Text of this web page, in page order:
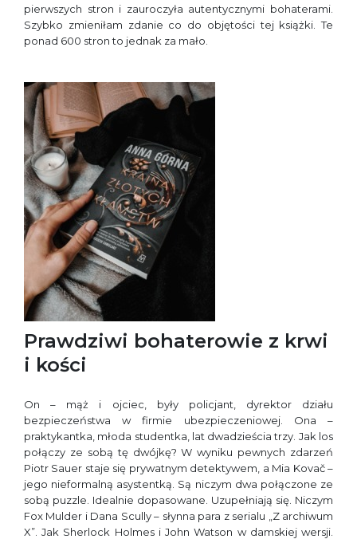
pierwszych stron i zauroczyła autentycznymi bohaterami.
Szybko zmieniłam zdanie co do objętości tej książki. Te
ponad 600 stron to jednak za mało.
Prawdziwi bohaterowie z krwi
i kości
On – mąż i ojciec, były policjant, dyrektor działu
bezpieczeństwa w firmie ubezpieczeniowej. Ona –
praktykantka, młoda studentka, lat dwadzieścia trzy. Jak los
połączy ze sobą tę dwójkę? W wyniku pewnych zdarzeń
Piotr Sauer staje się prywatnym detektywem, a Mia Kovač –
jego nieformalną asystentką. Są niczym dwa połączone ze
sobą puzzle. Idealnie dopasowane. Uzupełniają się. Niczym
Fox Mulder i Dana Scully – słynna para z serialu „Z archiwum
X”. Jak Sherlock Holmes i John Watson w damskiej wersji.